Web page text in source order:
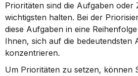
Prioritäten sind die Aufgaben oder
wichtigsten halten. Bei der
diese Aufgaben in eine
Ihnen, sich auf die bedeutendsten
konzentrieren.
Um Prioritäten zu setzen, können